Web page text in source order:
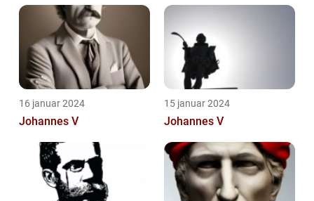
16 januar 2024
Johannes V
15 januar 2024
Johannes V